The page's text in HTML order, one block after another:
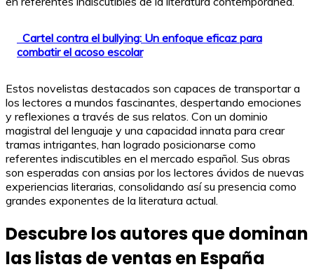
Cartel contra el bullying: Un enfoque eficaz para
combatir el acoso escolar
Estos novelistas destacados son capaces de transportar a
los lectores a mundos fascinantes, despertando emociones
y reflexiones a través de sus relatos. Con un dominio
magistral del lenguaje y una capacidad innata para crear
tramas intrigantes, han logrado posicionarse como
referentes indiscutibles en el mercado español. Sus obras
son esperadas con ansias por los lectores ávidos de nuevas
experiencias literarias, consolidando así su presencia como
grandes exponentes de la literatura actual.
Descubre los autores que dominan
las listas de ventas en España